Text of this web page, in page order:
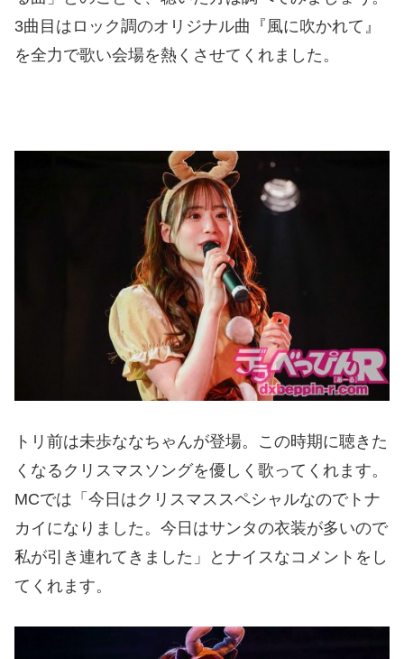
3曲目はロック調のオリジナル曲『風に吹かれて』
を全力で歌い会場を熱くさせてくれました。
トリ前は未歩ななちゃんが登場。この時期に聴きた
くなるクリスマスソングを優しく歌ってくれます。
MCでは「今日はクリスマススペシャルなのでトナ
カイになりました。今日はサンタの衣装が多いので
私が引き連れてきました」とナイスなコメントをし
てくれます。